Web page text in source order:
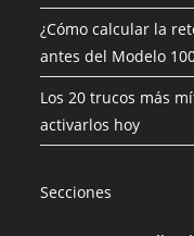
¿Cómo calcular la
antes del Modelo
Los 20 trucos más
activarlos hoy
Secciones